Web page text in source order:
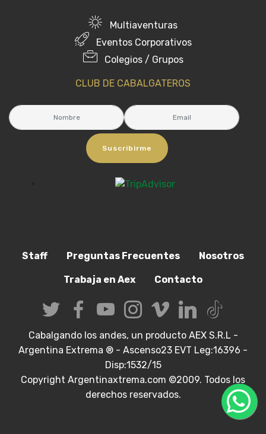
Multiaventuras
Eventos Corporativos
Colegios / Grupos
CLUB DE CABALGATEROS
Suscribirme
Staff Preguntas Frecuentes Nosotros
Trabaja en Aex Contacto
Cabalgando los andes, un producto AEX S.R.L -
Argentina Extrema ® - Ascenso23 EVT Leg:16396 -
Disp:1532/15
Copyright Argentinaxtrema.com ©2009. Todos los
derechos reservados.